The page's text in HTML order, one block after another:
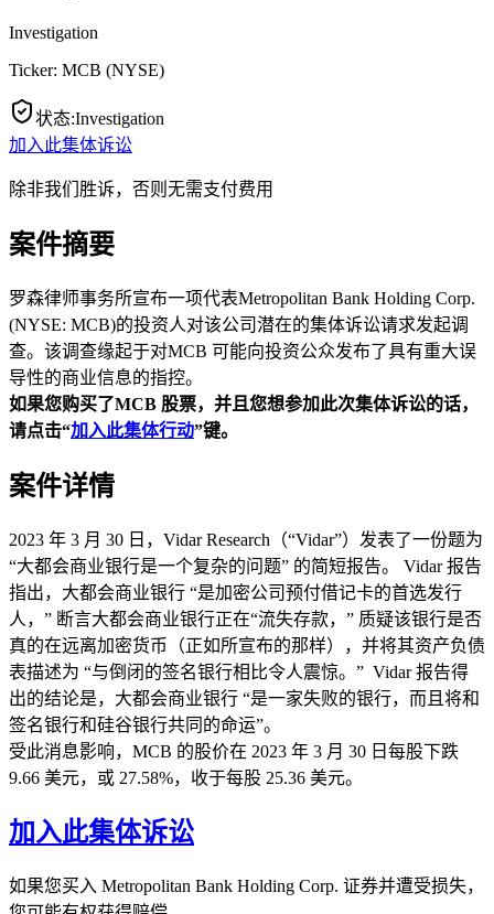
Investigation
Ticker: MCB (NYSE)
状态:Investigation
加入此集体诉讼
除非我们胜诉，否则无需支付费用
案件摘要
罗森律师事务所宣布一项代表Metropolitan Bank Holding Corp.
(NYSE: MCB)的投资人对该公司潜在的集体诉讼请求发起调
查。该调查缘起于对MCB 可能向投资公众发布了具有重大误
导性的商业信息的指控。
如果您购买了MCB 股票，并且您想参加此次集体诉讼的话，
请点击“加入此集体行动”键。
案件详情
2023 年 3 月 30 日，Vidar Research（“Vidar”）发表了一份题为
“大都会商业银行是一个复杂的问题” 的简短报告。 Vidar 报告
指出，大都会商业银行 “是加密公司预付借记卡的首选发行
人，” 断言大都会商业银行正在“流失存款，” 质疑该银行是否
真的在远离加密货币（正如所宣布的那样），并将其资产负债
表描述为 “与倒闭的签名银行相比令人震惊。” Vidar 报告得
出的结论是，大都会商业银行 “是一家失败的银行，而且将和
签名银行和硅谷银行共同的命运”。
受此消息影响，MCB 的股价在 2023 年 3 月 30 日每股下跌
9.66 美元，或 27.58%，收于每股 25.36 美元。
加入此集体诉讼
如果您买入 Metropolitan Bank Holding Corp. 证券并遭受损失，